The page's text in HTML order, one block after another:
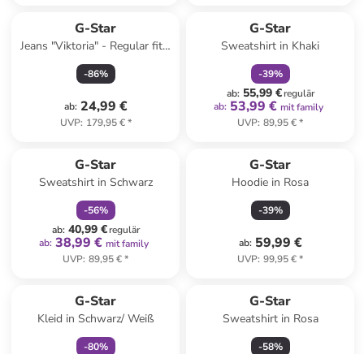
G-Star
Jeans "Viktoria" - Regular fit -
in Dunkelblau
-86%
ab: 24,99 €
UVP: 179,95 €*
G-Star
Sweatshirt in Khaki
-39%
ab: 55,99 €regulär
ab: 53,99 € mit family
UVP: 89,95 €*
G-Star
Sweatshirt in Schwarz
-56%
ab: 40,99 €regulär
ab: 38,99 € mit family
UVP: 89,95 €*
G-Star
Hoodie in Rosa
-39%
ab: 59,99 €
UVP: 99,95 €*
G-Star
Kleid in Schwarz/ Weiß
-80%
G-Star
Sweatshirt in Rosa
-58%